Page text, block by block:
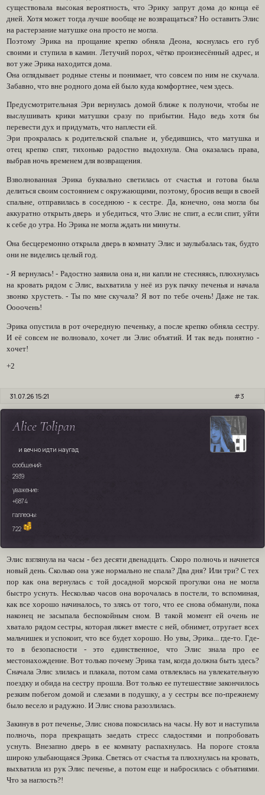
существовала высокая вероятность, что Эрику запрут дома до конца её
дней. Хотя может тогда лучше вообще не возвращаться? Но оставить Элис
на растерзание матушке она просто не могла.
Поэтому Эрика на прощание крепко обняла Деона, коснулась его губ
своими и ступила в камин. Летучий порох, чётко произнесённый адрес, и
вот уже Эрика находится дома.
Она оглядывает родные стены и понимает, что совсем по ним не скучала.
Забавно, что вне родного дома ей было куда комфортнее, чем здесь.
Предусмотрительная Эри вернулась домой ближе к полуночи, чтобы не
выслушивать крики матушки сразу по прибытии. Надо ведь хотя бы
перевести дух и придумать, что наплести ей.
Эри прокралась к родительской спальне и, убедившись, что матушка и
отец крепко спят, тихонько радостно выдохнула. Она оказалась права,
выбрав ночь временем для возвращения.
Взволнованная Эрика буквально светилась от счастья и готова была
делиться своим состоянием с окружающими, поэтому, бросив вещи в своей
спальне, отправилась в соседнюю - к сестре. Да, конечно, она могла бы
аккуратно открыть дверь и убедиться, что Элис не спит, а если спит, уйти
к себе до утра. Но Эрика не могла ждать ни минуты.
Она бесцеремонно открыла дверь в комнату Элис и заулыбалась так, будто
они не виделись целый год.
- Я вернулась! - Радостно заявила она и, ни капли не стесняясь, плюхнулась
на кровать рядом с Элис, выхватила у неё из рук пачку печенья и начала
звонко хрустеть. - Ты по мне скучала? Я вот по тебе очень! Даже не так.
Оооочень!
Эрика опустила в рот очередную печеньку, а после крепко обняла сестру.
И её совсем не волновало, хочет ли Элис объятий. И так ведь понятно -
хочет!
+2
3
31.07.26 15:21
Alice Tolipan
и вечно идти наугад
сообщений:
2939
уважение:
+6874
галлеоны:
722
Элис взглянула на часы - без десяти двенадцать. Скоро полночь и начнется
новый день. Сколько она уже нормально не спала? Два дня? Или три? С тех
пор как она вернулась с той досадной морской прогулки она не могла
быстро уснуть. Несколько часов она ворочалась в постели, то вспоминая,
как все хорошо начиналось, то злясь от того, что ее снова обманули, пока
наконец не засыпала беспокойным сном. В такой момент ей очень не
хватало рядом сестры, которая ляжет вместе с ней, обнимет, отругает всех
мальчишек и успокоит, что все будет хорошо. Но увы, Эрика... где-то. Где-
то в безопасности - это единственное, что Элис знала про ее
местонахождение. Вот только почему Эрика там, когда должна быть здесь?
Сначала Элис злилась и плакала, потом сама отвлеклась на увлекательную
поездку и обида на сестру прошла. Вот только ее путешествие закончилось
резким побегом домой и слезами в подушку, а у сестры все по-прежнему
было весело и радужно. И Элис снова разозлилась.
Закинув в рот печенье, Элис снова покосилась на часы. Ну вот и наступила
полночь, пора прекращать заедать стресс сладостями и попробовать
уснуть. Внезапно дверь в ее комнату распахнулась. На пороге стояла
широко улыбающаяся Эрика. Светясь от счастья та плюхнулась на кровать,
выхватила из рук Элис печенье, а потом еще и набросилась с объятиями.
Что за наглость?!